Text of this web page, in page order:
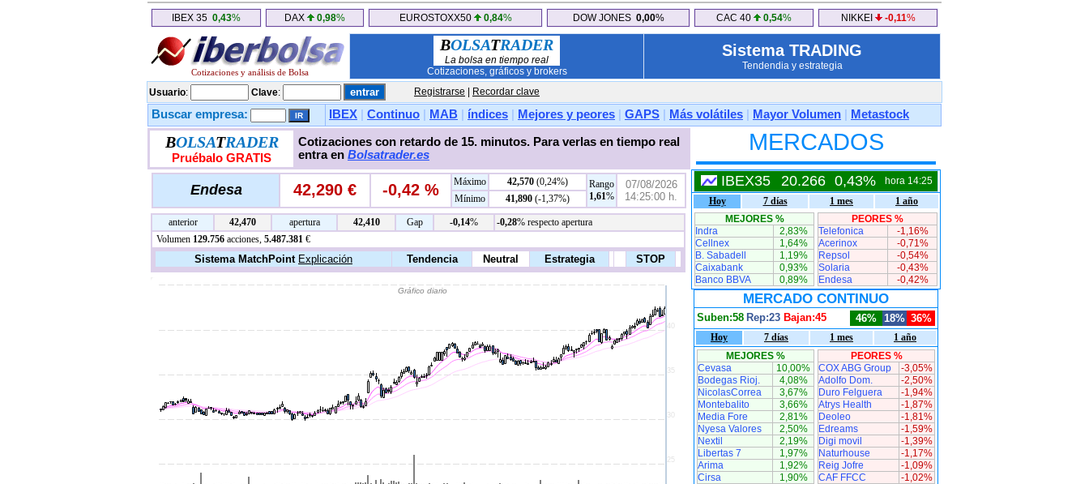
IBEX 35 0,43% DAX 0,98% EUROSTOXX50 0,84% DOW JONES 0,00% CAC 40 0,54% NIKKEI -0,11%
Cotizaciones y análisis de Bolsa
BOLSATRADER
La bolsa en tiempo real
Cotizaciones, gráficos y brokers
Sistema TRADING
Tendendia y estrategia
Usuario: Clave: Registrarse Recordar clave
Buscar empresa: IBEX Continuo MAB índices Mejores y peores GAPS Más volátiles Mayor Volumen Metastock
BOLSATRADER
Pruébalo GRATIS
Cotizaciones con retardo de 15. minutos. Para verlas en tiempo real
entra en Bolsatrader.es
Endesa 42,290 € -0,42 % Máximo 42,570 (0,24%)
Rango
1,61%
07/08/2026
14:25:00 h.
Mínimo 41,890 (-1,37%)
anterior 42,470 apertura 42,410 Gap -0,14% -0,28% respecto apertura
Volumen 129.756 acciones, 5.487.381 €
MERCADOS
IBEX35 20.266 0,43%
hora 14:25
Hoy
7 días 1 mes
1 año
MEJORES %
Indra
2,83%
Cellnex
1,64%
B. Sabadell
1,19%
Caixabank
0,93%
Banco BBVA
0,89%
PEORES %
Telefonica
-1,16%
Acerinox
-0,71%
Repsol
-0,54%
Solaria
-0,43%
Endesa
-0,42%
MERCADO CONTINUO
Suben:58 Rep:23 Bajan:45 46% 18% 36%
Hoy 7 días 1 mes
1 año
MEJORES %
Cevasa
10,00%
Bodegas Rioj.
4,08%
NicolasCorrea
3,67%
Montebalito
3,66%
Media Fore
2,81%
Nyesa Valores
2,50%
Nextil
2,19%
Libertas 7
1,97%
Arima
1,92%
Cirsa
1,90%
PEORES %
COX ABG Group
-3,05%
Adolfo Dom.
-2,50%
Duro Felguera
-1,94%
Atrys Health
-1,87%
Deoleo
-1,81%
Edreams
-1,59%
Digi movil
-1,39%
Naturhouse
-1,17%
Reig Jofre
-1,09%
CAF FFCC
-1,02%